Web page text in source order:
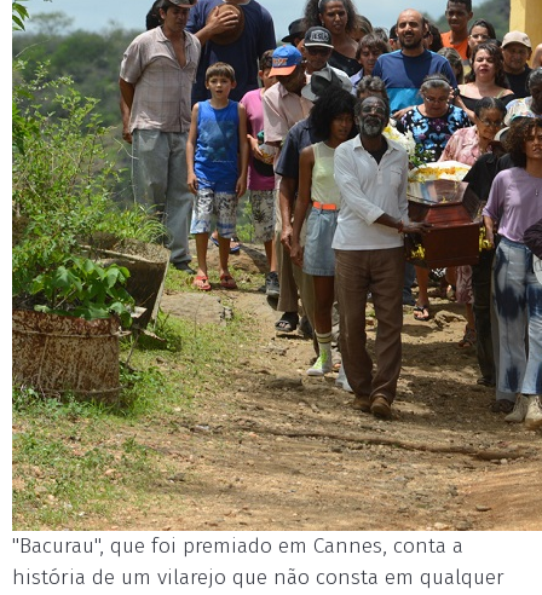
"Bacurau", que foi premiado em Cannes, conta a
história de um vilarejo que não consta em qualquer